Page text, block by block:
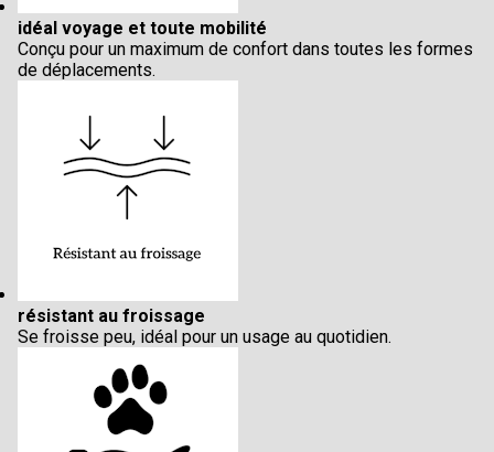
idéal voyage et toute mobilité
Conçu pour un maximum de confort dans toutes les formes
de déplacements.
résistant au froissage
Se froisse peu, idéal pour un usage au quotidien.